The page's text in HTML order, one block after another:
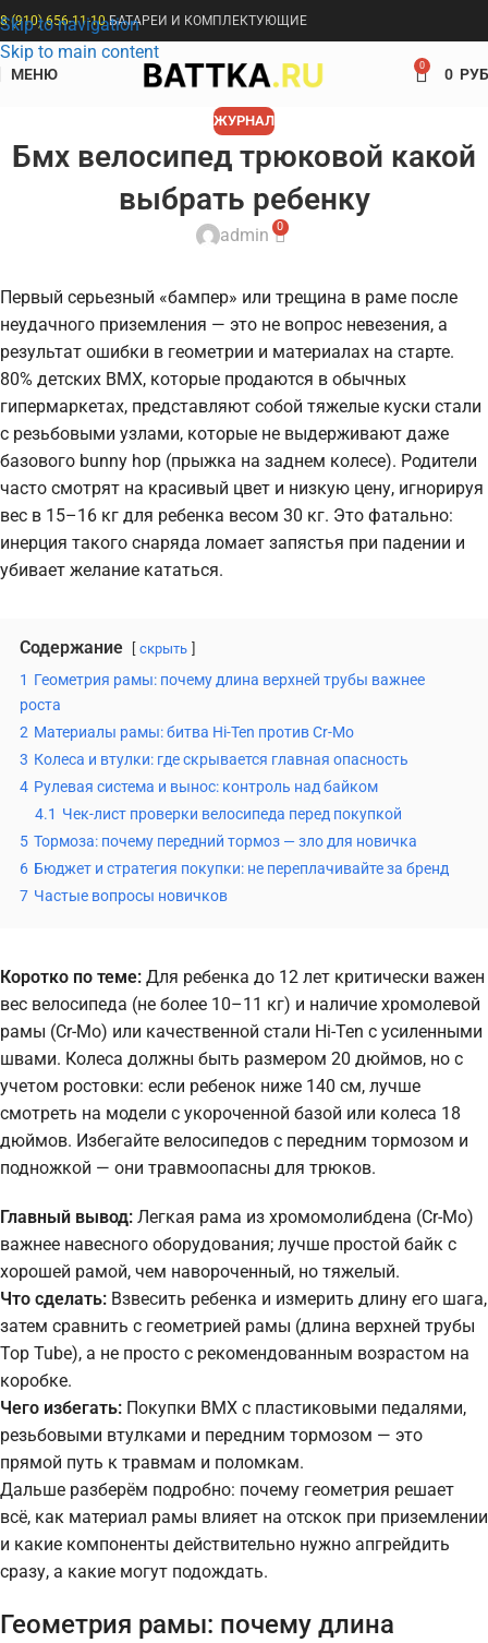
Skip to navigation
Skip to main content
8 (910) 656-11-10БАТАРЕИ И КОМПЛЕКТУЮЩИЕ
МЕНЮ 0 0
ЖУРНАЛ
Бмх велосипед трюковой какой
выбрать ребенку
admin 0
Первый серьезный «бампер» или трещина в раме после
неудачного приземления — это не вопрос невезения, а
результат ошибки в геометрии и материалах на старте.
80% детских BMX, которые продаются в обычных
гипермаркетах, представляют собой тяжелые куски стали
с резьбовыми узлами, которые не выдерживают даже
базового bunny hop (прыжка на заднем колесе). Родители
часто смотрят на красивый цвет и низкую цену, игнорируя
вес в 15–16 кг для ребенка весом 30 кг. Это фатально:
инерция такого снаряда ломает запястья при падении и
убивает желание кататься.
Содержание скрыть
1 Геометрия рамы: почему длина верхней трубы важнее
роста
2 Материалы рамы: битва Hi-Ten против Cr-Mo
3 Колеса и втулки: где скрывается главная опасность
4 Рулевая система и вынос: контроль над байком
4.1 Чек-лист проверки велосипеда перед покупкой
5 Тормоза: почему передний тормоз — зло для новичка
6 Бюджет и стратегия покупки: не переплачивайте за бренд
7 Частые вопросы новичков
Коротко по теме: Для ребенка до 12 лет критически важен
вес велосипеда (не более 10–11 кг) и наличие хромолевой
рамы (Cr-Mo) или качественной стали Hi-Ten с усиленными
швами. Колеса должны быть размером 20 дюймов, но с
учетом ростовки: если ребенок ниже 140 см, лучше
смотреть на модели с укороченной базой или колеса 18
дюймов. Избегайте велосипедов с передним тормозом и
подножкой — они травмоопасны для трюков.
Главный вывод: Легкая рама из хромомолибдена (Cr-Mo)
важнее навесного оборудования; лучше простой байк с
хорошей рамой, чем навороченный, но тяжелый.
Что сделать: Взвесить ребенка и измерить длину его шага,
затем сравнить с геометрией рамы (длина верхней трубы
Top Tube), а не просто с рекомендованным возрастом на
коробке.
Чего избегать: Покупки BMX с пластиковыми педалями,
резьбовыми втулками и передним тормозом — это
прямой путь к травмам и поломкам.
Дальше разберём подробно: почему геометрия решает
всё, как материал рамы влияет на отскок при приземлении
и какие компоненты действительно нужно апгрейдить
сразу, а какие могут подождать.
Геометрия рамы: почему длина